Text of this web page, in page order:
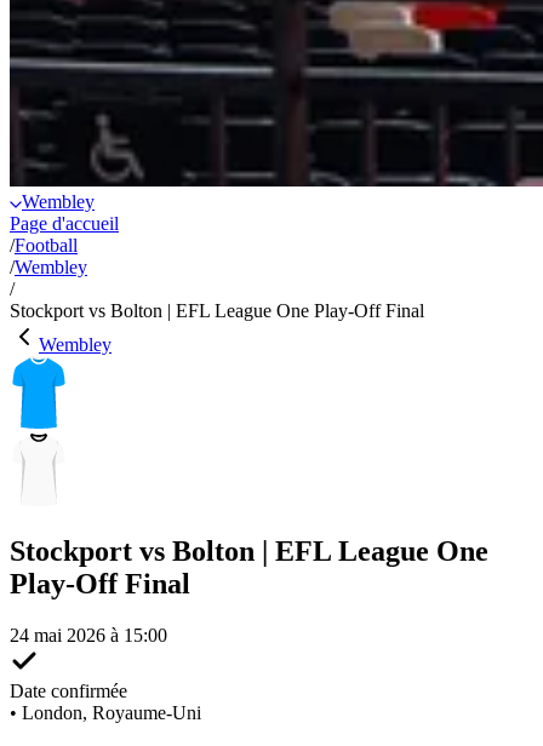
Wembley
Page d'accueil
/Football
/Wembley
/
Stockport vs Bolton | EFL League One Play-Off Final
Wembley
Stockport vs Bolton | EFL League One
Play-Off Final
24 mai 2026 à 15:00
Date confirmée
• London, Royaume-Uni